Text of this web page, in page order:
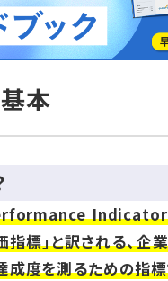
本
Indicator
指標」と訳される、企
成度を測るための指標